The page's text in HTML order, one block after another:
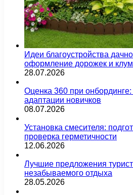
Идеи благоустройства
оформление дорожек и
28.07.2026
Оценка 360 при
адаптации новичков
08.07.2026
Установка смесителя:
проверка герметичности
12.06.2026
Лучшие предложения
незабываемого отдыха
28.05.2026